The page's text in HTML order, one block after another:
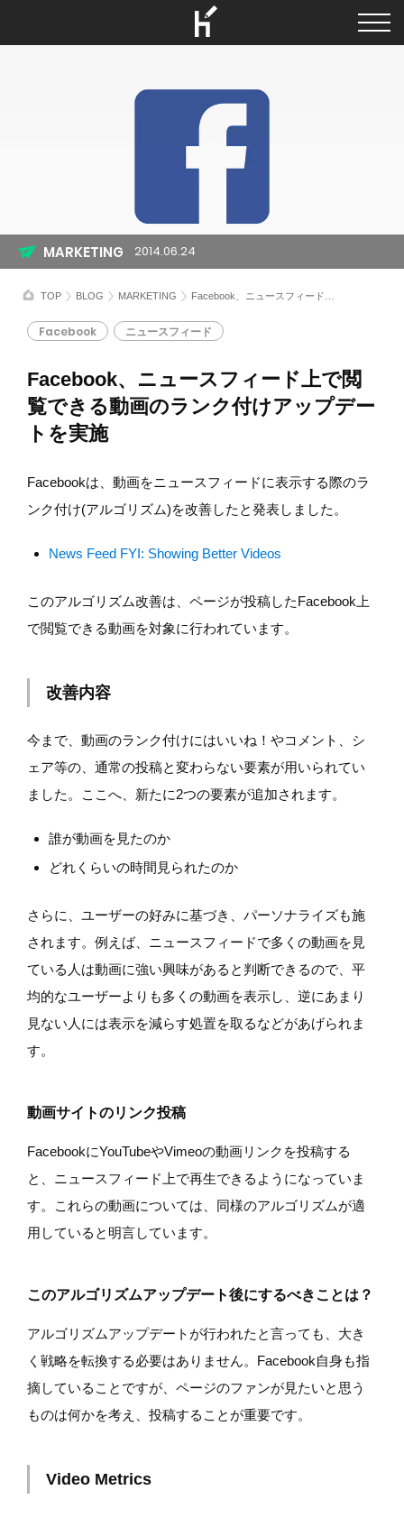
TOP BLOG MARKETING Facebook、ニュースフィード上で閲覧できる動画のランク付けアップデートを実施
Facebook、ニュースフィード上で閲
覧できる動画のランク付けアップデー
トを実施
Facebook ニュースフィード
MARKETING 2014.06.24
Facebookは、動画をニュースフィードに表示する際のラ
ンク付け(アルゴリズム)を改善したと発表しました。
News Feed FYI: Showing Better Videos
このアルゴリズム改善は、ページが投稿したFacebook上
で閲覧できる動画を対象に行われています。
改善内容
今まで、動画のランク付けにはいいね！やコメント、シ
ェア等の、通常の投稿と変わらない要素が用いられてい
ました。ここへ、新たに2つの要素が追加されます。
誰が動画を見たのか
どれくらいの時間見られたのか
さらに、ユーザーの好みに基づき、パーソナライズも施
されます。例えば、ニュースフィードで多くの動画を見
ている人は動画に強い興味があると判断できるので、平
均的なユーザーよりも多くの動画を表示し、逆にあまり
見ない人には表示を減らす処置を取るなどがあげられま
す。
動画サイトのリンク投稿
FacebookにYouTubeやVimeoの動画リンクを投稿する
と、ニュースフィード上で再生できるようになっていま
す。これらの動画については、同様のアルゴリズムが適
用していると明言しています。
このアルゴリズムアップデート後にするべきことは？
アルゴリズムアップデートが行われたと言っても、大き
く戦略を転換する必要はありません。Facebook自身も指
摘していることですが、ページのファンが見たいと思う
ものは何かを考え、投稿することが重要です。
Video Metrics